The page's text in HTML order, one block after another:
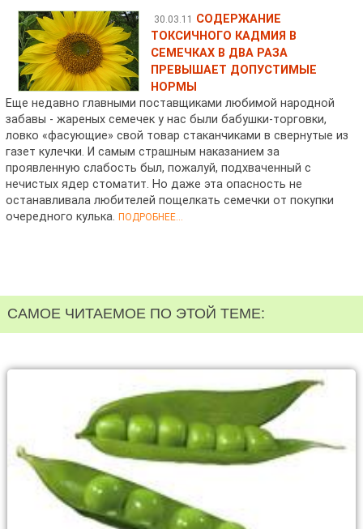
30.03.11 СОДЕРЖАНИЕ
ТОКСИЧНОГО КАДМИЯ В
СЕМЕЧКАХ В ДВА РАЗА
ПРЕВЫШАЕТ ДОПУСТИМЫЕ
НОРМЫ
Еще недавно главными поставщиками любимой народной
забавы - жареных семечек у нас были бабушки-торговки,
ловко «фасующие» свой товар стаканчиками в свернутые из
газет кулечки. И самым страшным наказанием за
проявленную слабость был, пожалуй, подхваченный с
нечистых ядер стоматит. Но даже эта опасность не
останавливала любителей пощелкать семечки от покупки
очередного кулька.ПОДРОБНЕЕ...
САМОЕ ЧИТАЕМОЕ ПО ЭТОЙ ТЕМЕ: